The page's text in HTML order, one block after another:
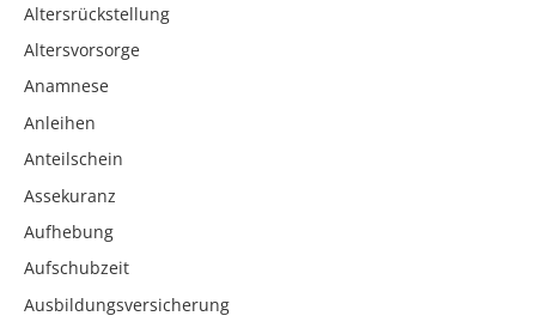
Altersrückstellung
Altersvorsorge
Anamnese
Anleihen
Anteilschein
Assekuranz
Aufhebung
Aufschubzeit
Ausbildungsversicherung